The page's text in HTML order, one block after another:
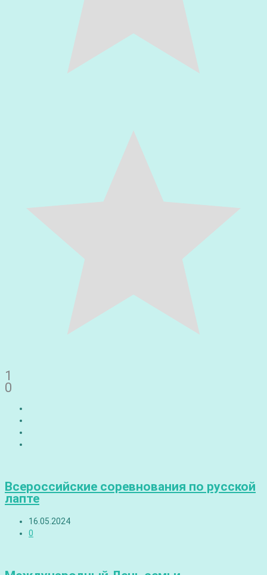
1
0
Всероссийские соревнования по русской
лапте
16.05.2024
0